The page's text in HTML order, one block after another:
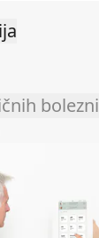
bolezni